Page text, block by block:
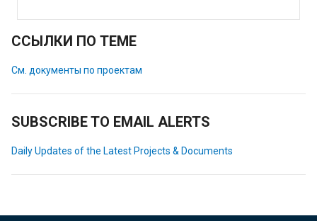
ССЫЛКИ ПО ТЕМЕ
См. документы по проектам
SUBSCRIBE TO EMAIL ALERTS
Daily Updates of the Latest Projects & Documents